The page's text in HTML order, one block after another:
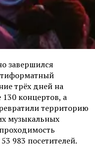
завершился
трёх дней на
130 концертов, а
территорию
музыкальных
983 посетителей.